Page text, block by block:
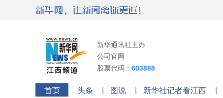
新华通讯社主办
公司官网
股票代码： 603888
首页 头条 图说 新华社记者看江西